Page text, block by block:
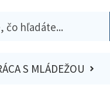
S MLÁDEŽOU